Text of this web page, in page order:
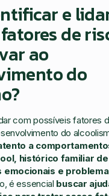
e
de
ao
do
com possíveis fatores
do
a
histórico familiar
emocionais e
é essencial buscar